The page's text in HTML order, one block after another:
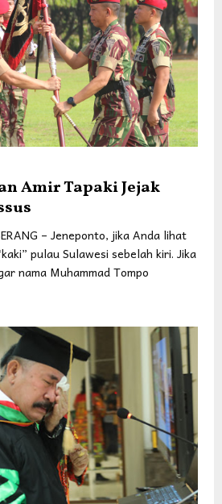
Amir Tapaki Jejak
– Jeneponto, jika Anda lihat
pulau Sulawesi sebelah kiri. Jika
nama Muhammad Tompo